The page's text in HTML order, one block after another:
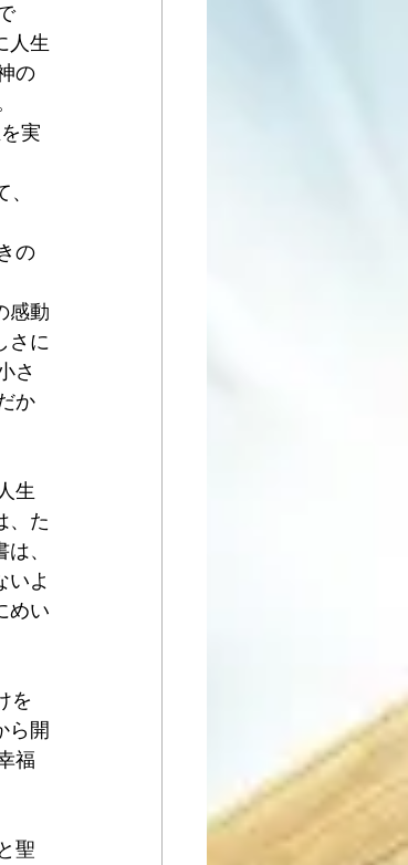
人生
の
実
の
感動
さに
さ
か
生
、た
、
いよ
めい
を
ら開
福
聖